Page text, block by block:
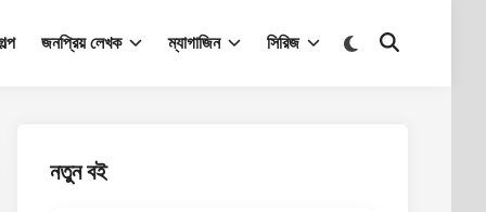
জনপ্রিয় লেখক ম্যাগাজিন সিরিজ
Switch
Open
নতুন বই